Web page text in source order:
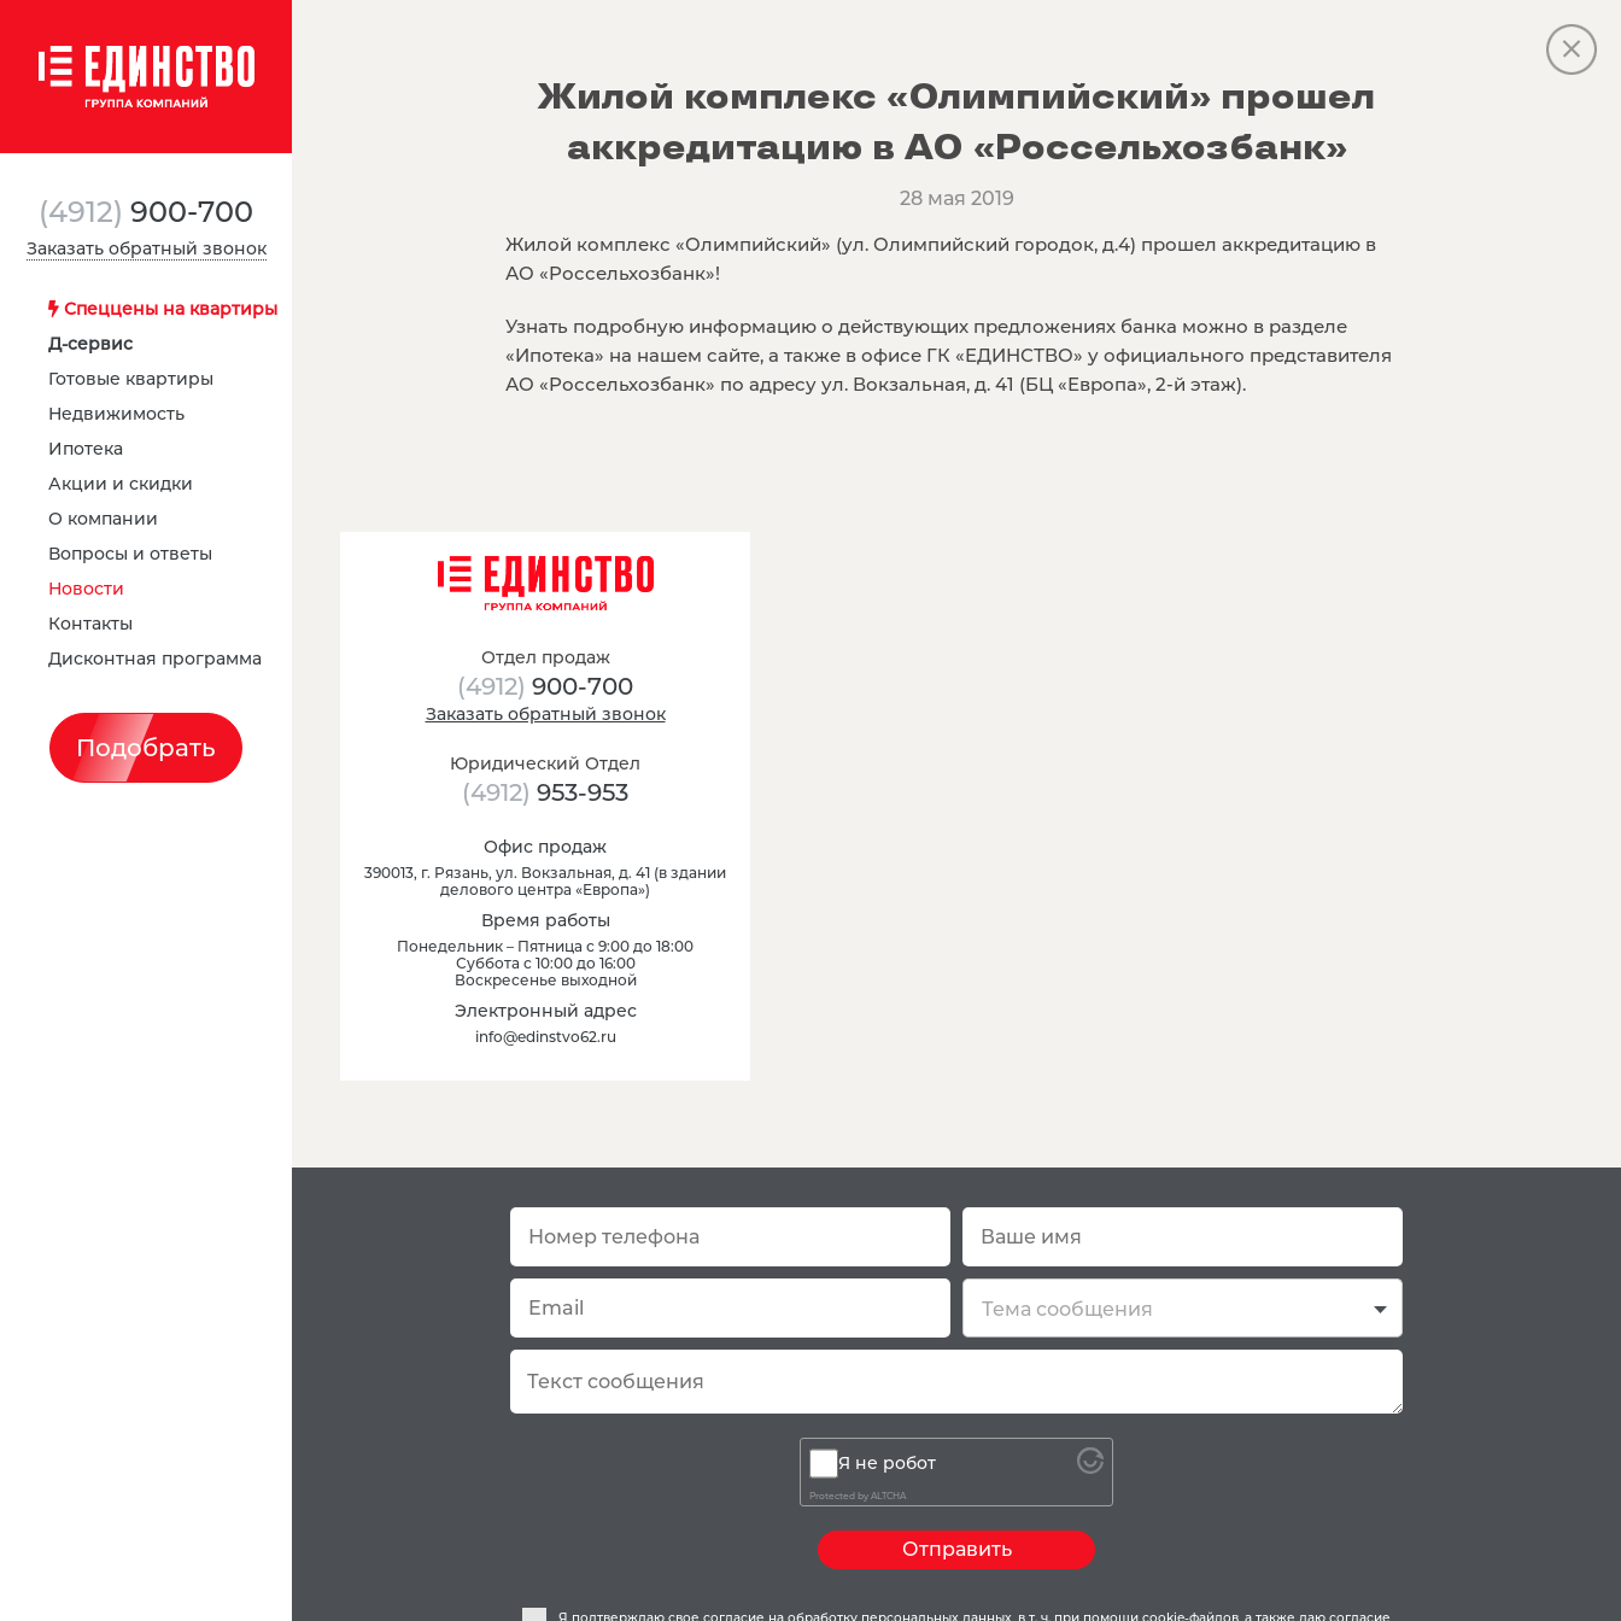
(4912) 900-700
Заказать обратный звонок
Спеццены на квартиры
Д-сервис
Готовые квартиры
Недвижимость
Ипотека
Акции и скидки
О компании
Вопросы и ответы
Новости
Контакты
Дисконтная программа
Подобрать
Жилой комплекс «Олимпийский» прошел
аккредитацию в АО «Россельхозбанк»
28 мая 2019
Жилой комплекс «Олимпийский» (ул. Олимпийский городок, д.4) прошел аккредитацию в
АО «Россельхозбанк»!
Узнать подробную информацию о действующих предложениях банка можно в разделе
«Ипотека» на нашем сайте, а также в офисе ГК «ЕДИНСТВО» у официального представителя
АО «Россельхозбанк» по адресу ул. Вокзальная, д. 41 (БЦ «Европа», 2-й этаж).
Отдел продаж
(4912) 900-700
Заказать обратный звонок
Юридический Отдел
(4912) 953-953
Офис продаж
390013, г. Рязань, ул. Вокзальная, д. 41 (в здании
делового центра «Европа»)
Время работы
Понедельник – Пятница с 9:00 до 18:00
Суббота с 10:00 до 16:00
Воскресенье выходной
Электронный адрес
info@edinstvo62.ru
Тема сообщения
Я не робот
Protected by ALTCHA
Отправить